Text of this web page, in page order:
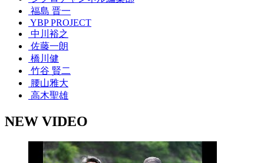
福島 晋一
YBP PROJECT
中川裕之
佐藤一朗
橋川健
竹谷 賢二
腰山雅大
高木聖雄
NEW VIDEO